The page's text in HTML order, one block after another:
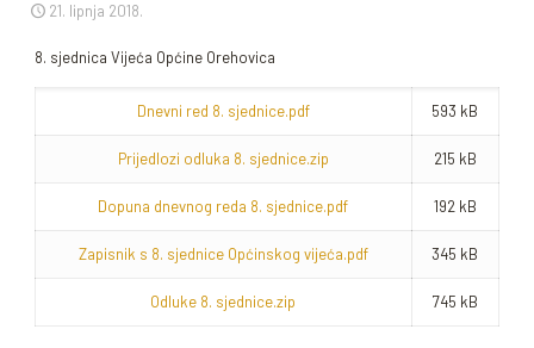
21. lipnja 2018.
8. sjednica Vijeća Općine Orehovica
Dnevni red 8. sjednice.pdf 593 kB
Prijedlozi odluka 8. sjednice.zip 215 kB
Dopuna dnevnog reda 8. sjednice.pdf 192 kB
Zapisnik s 8. sjednice Općinskog vijeća.pdf 345 kB
Odluke 8. sjednice.zip 745 kB